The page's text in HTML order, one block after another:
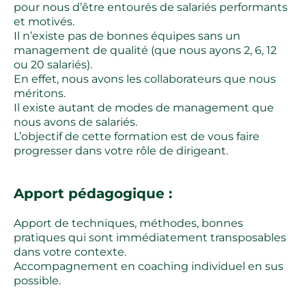
pour nous d’être entourés de salariés performants
et motivés.
Il n’existe pas de bonnes équipes sans un
management de qualité (que nous ayons 2, 6, 12
ou 20 salariés).
En effet, nous avons les collaborateurs que nous
méritons.
Il existe autant de modes de management que
nous avons de salariés.
L’objectif de cette formation est de vous faire
progresser dans votre rôle de dirigeant.
Apport pédagogique :
Apport de techniques, méthodes, bonnes
pratiques qui sont immédiatement transposables
dans votre contexte.
Accompagnement en coaching individuel en sus
possible.